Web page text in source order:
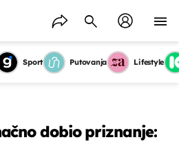
Sport Putovanja Lifestyle
dobio priznanje: